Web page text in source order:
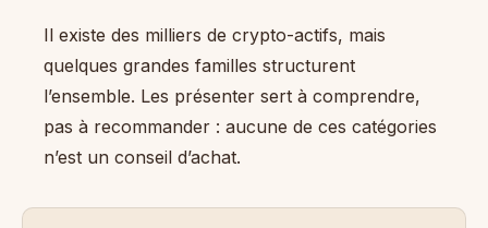
Il existe des milliers de crypto-actifs, mais
quelques grandes familles structurent
l’ensemble. Les présenter sert à comprendre,
pas à recommander : aucune de ces catégories
n’est un conseil d’achat.